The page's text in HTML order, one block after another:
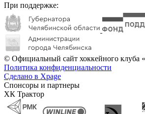
При поддержке:
© Официальный сайт хоккейного клуба
Политика конфиденциальности
Сделано в Xpage
Спонсоры и партнеры
ХК Трактор